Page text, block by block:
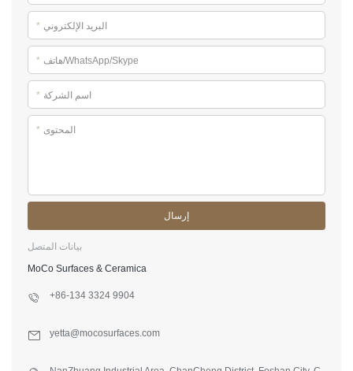
* البريد الإلكتروني
* هاتف/WhatsApp/Skype
* اسم الشركة
* المحتوى
إرسال
بيانات المتصل
MoCo Surfaces & Ceramica
+86-134 3324 9904
yetta@mocosurfaces.com